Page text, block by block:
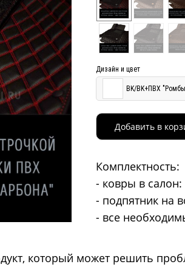
Дизайн и цвет
BK/BK+ПВХ
Добавить в
Комплектность:
- ковры в
- подпятник на
- все
который может решить